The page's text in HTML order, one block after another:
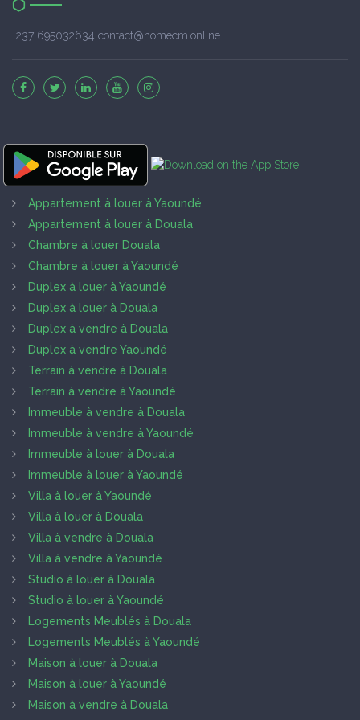
+237 695032634 contact@homecm.online
Appartement à louer à Yaoundé
Appartement à louer à Douala
Chambre à louer Douala
Chambre à louer à Yaoundé
Duplex à louer à Yaoundé
Duplex à louer à Douala
Duplex à vendre à Douala
Duplex à vendre Yaoundé
Terrain à vendre à Douala
Terrain à vendre à Yaoundé
Immeuble à vendre à Douala
Immeuble à vendre à Yaoundé
Immeuble à louer à Douala
Immeuble à louer à Yaoundé
Villa à louer à Yaoundé
Villa à louer à Douala
Villa à vendre à Douala
Villa à vendre à Yaoundé
Studio à louer à Douala
Studio à louer à Yaoundé
Logements Meublés à Douala
Logements Meublés à Yaoundé
Maison à louer à Douala
Maison à louer à Yaoundé
Maison à vendre à Douala